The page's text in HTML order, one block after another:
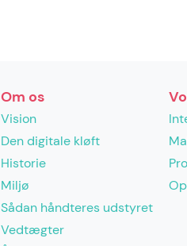
Om os
Vision
Den digitale kløft
Historie
Miljø
Sådan håndteres udstyret
Vedtægter